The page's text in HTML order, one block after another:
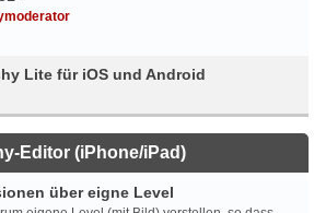
Lite für iOS und Android
Editor (iPhone/iPad)
über eigne Level